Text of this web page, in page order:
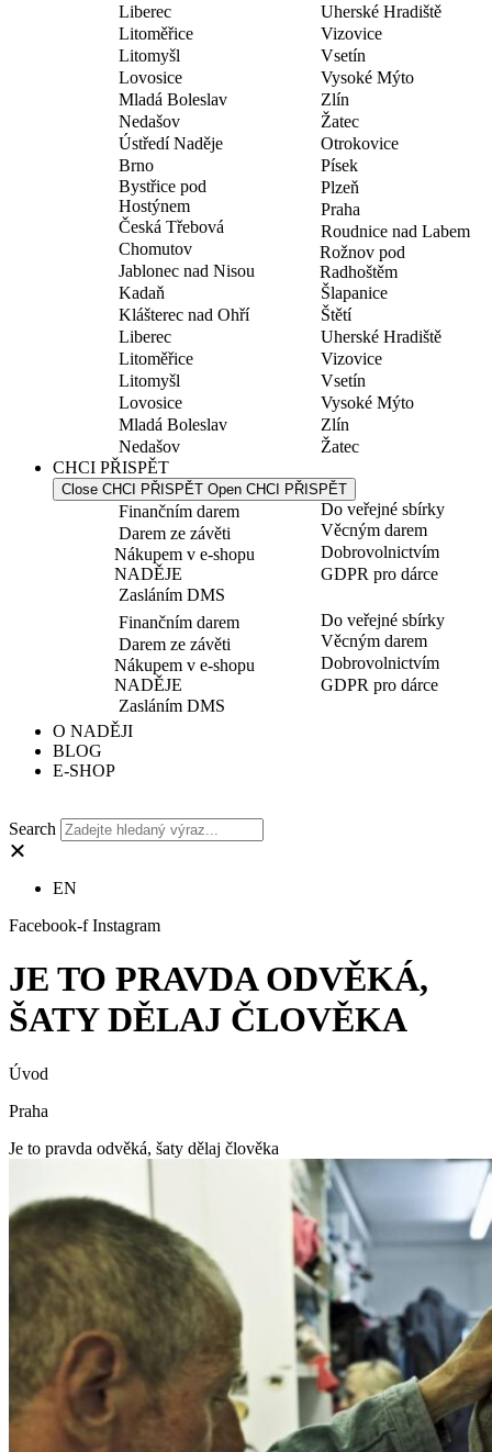
Liberec
Litoměřice
Litomyšl
Lovosice
Mladá Boleslav
Nedašov
Uherské Hradiště
Vizovice
Vsetín
Vysoké Mýto
Zlín
Žatec
Ústředí Naděje
Brno
Bystřice pod
Hostýnem
Česká Třebová
Chomutov
Jablonec nad Nisou
Kadaň
Klášterec nad Ohří
Liberec
Litoměřice
Litomyšl
Lovosice
Mladá Boleslav
Nedašov
Otrokovice
Písek
Plzeň
Praha
Roudnice nad Labem
Rožnov pod
Radhoštěm
Šlapanice
Štětí
Uherské Hradiště
Vizovice
Vsetín
Vysoké Mýto
Zlín
Žatec
CHCI PŘISPĚT
Close CHCI PŘISPĚT Open CHCI PŘISPĚT
Finančním darem
Darem ze závěti
Nákupem v e-shopu
NADĚJE
Zasláním DMS
Do veřejné sbírky
Věcným darem
Dobrovolnictvím
GDPR pro dárce
Finančním darem
Darem ze závěti
Nákupem v e-shopu
NADĚJE
Zasláním DMS
Do veřejné sbírky
Věcným darem
Dobrovolnictvím
GDPR pro dárce
O NADĚJI
BLOG
E-SHOP
Search
EN
Facebook-f Instagram
JE TO PRAVDA ODVĚKÁ,
ŠATY DĚLAJ ČLOVĚKA
Úvod
Praha
Je to pravda odvěká, šaty dělaj člověka